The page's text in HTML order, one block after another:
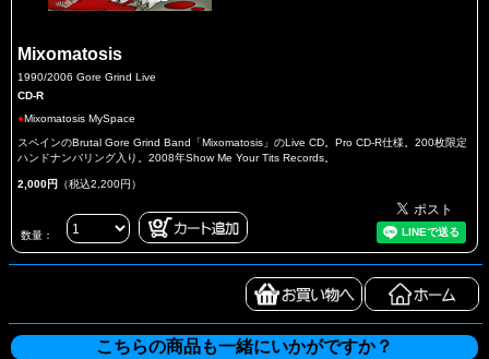
Mixomatosis
1990/2006 Gore Grind Live
CD-R
●Mixomatosis MySpace
スペインのBrutal Gore Grind Band「Mixomatosis」のLive CD。Pro CD-R仕様。200枚限定
ハンドナンバリング入り。2008年Show Me Your Tits Records。
2,000円 （税込2,200円）
数量：
こちらの商品も一緒にいかがですか？